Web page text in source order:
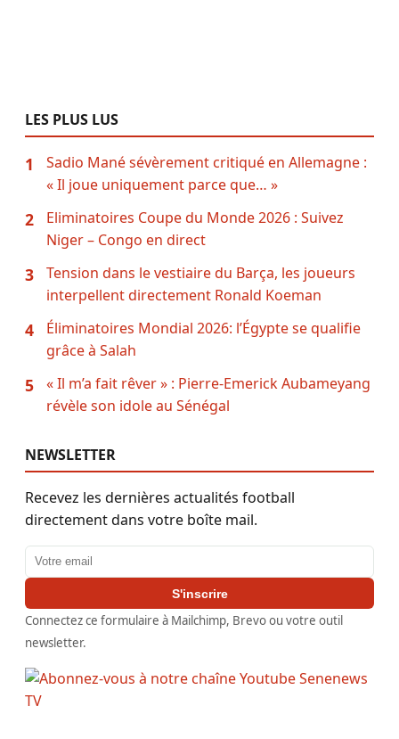
LES PLUS LUS
1
Sadio Mané sévèrement critiqué en Allemagne :
« Il joue uniquement parce que… »
2
Eliminatoires Coupe du Monde 2026 : Suivez
Niger – Congo en direct
3
Tension dans le vestiaire du Barça, les joueurs
interpellent directement Ronald Koeman
4
Éliminatoires Mondial 2026: l’Égypte se qualifie
grâce à Salah
5
« Il m’a fait rêver » : Pierre-Emerick Aubameyang
révèle son idole au Sénégal
NEWSLETTER
Recevez les dernières actualités football
directement dans votre boîte mail.
Adresse email
S'inscrire
Connectez ce formulaire à Mailchimp, Brevo ou votre outil
newsletter.